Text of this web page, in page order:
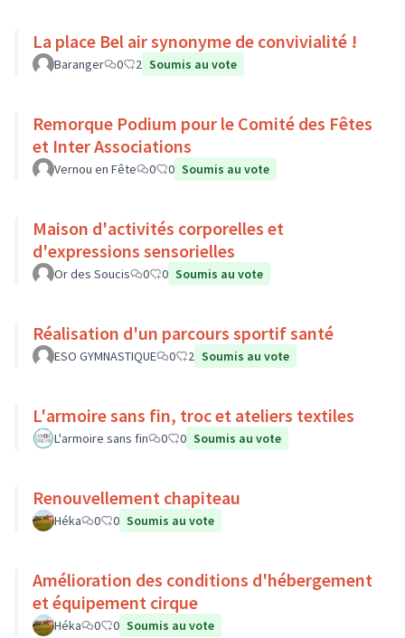
La place Bel air synonyme de convivialité !
Baranger 0 2 Soumis au vote
Remorque Podium pour le Comité des Fêtes
et Inter Associations
Vernou en Fête 0 0 Soumis au vote
Maison d'activités corporelles et
d'expressions sensorielles
Or des Soucis 0 0 Soumis au vote
Réalisation d'un parcours sportif santé
ESO GYMNASTIQUE 0 2 Soumis au vote
L'armoire sans fin, troc et ateliers textiles
L'armoire sans fin 0 0 Soumis au vote
Renouvellement chapiteau
Héka 0 0 Soumis au vote
Amélioration des conditions d'hébergement
et équipement cirque
Héka 0 0 Soumis au vote